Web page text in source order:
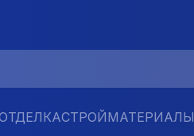
СТРОЙМАТЕРИАЛЫ